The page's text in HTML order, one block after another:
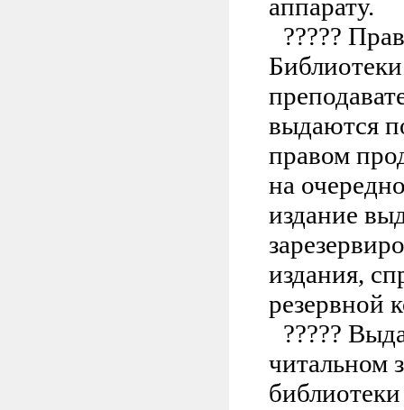
аппарату.
?????
выдаются
правом
на
издание
издания,
резервной
?????
читальном